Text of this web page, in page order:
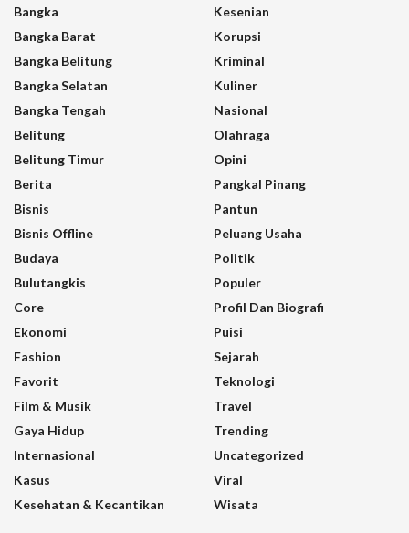
Bangka
Bangka Barat
Bangka Belitung
Bangka Selatan
Bangka Tengah
Belitung
Belitung Timur
Berita
Bisnis
Bisnis Offline
Budaya
Bulutangkis
Core
Ekonomi
Fashion
Favorit
Film & Musik
Gaya Hidup
Internasional
Kasus
Kesehatan & Kecantikan
Kesenian
Korupsi
Kriminal
Kuliner
Nasional
Olahraga
Opini
Pangkal Pinang
Pantun
Peluang Usaha
Politik
Populer
Profil Dan Biografi
Puisi
Sejarah
Teknologi
Travel
Trending
Uncategorized
Viral
Wisata